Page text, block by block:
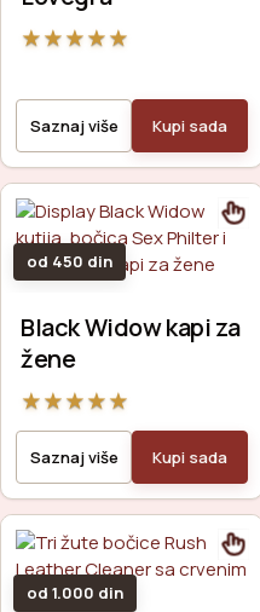
★★★★★
Saznaj više Kupi sada
od 450 din
Black Widow kapi za
žene
★★★★★
Saznaj više Kupi sada
od 1.000 din